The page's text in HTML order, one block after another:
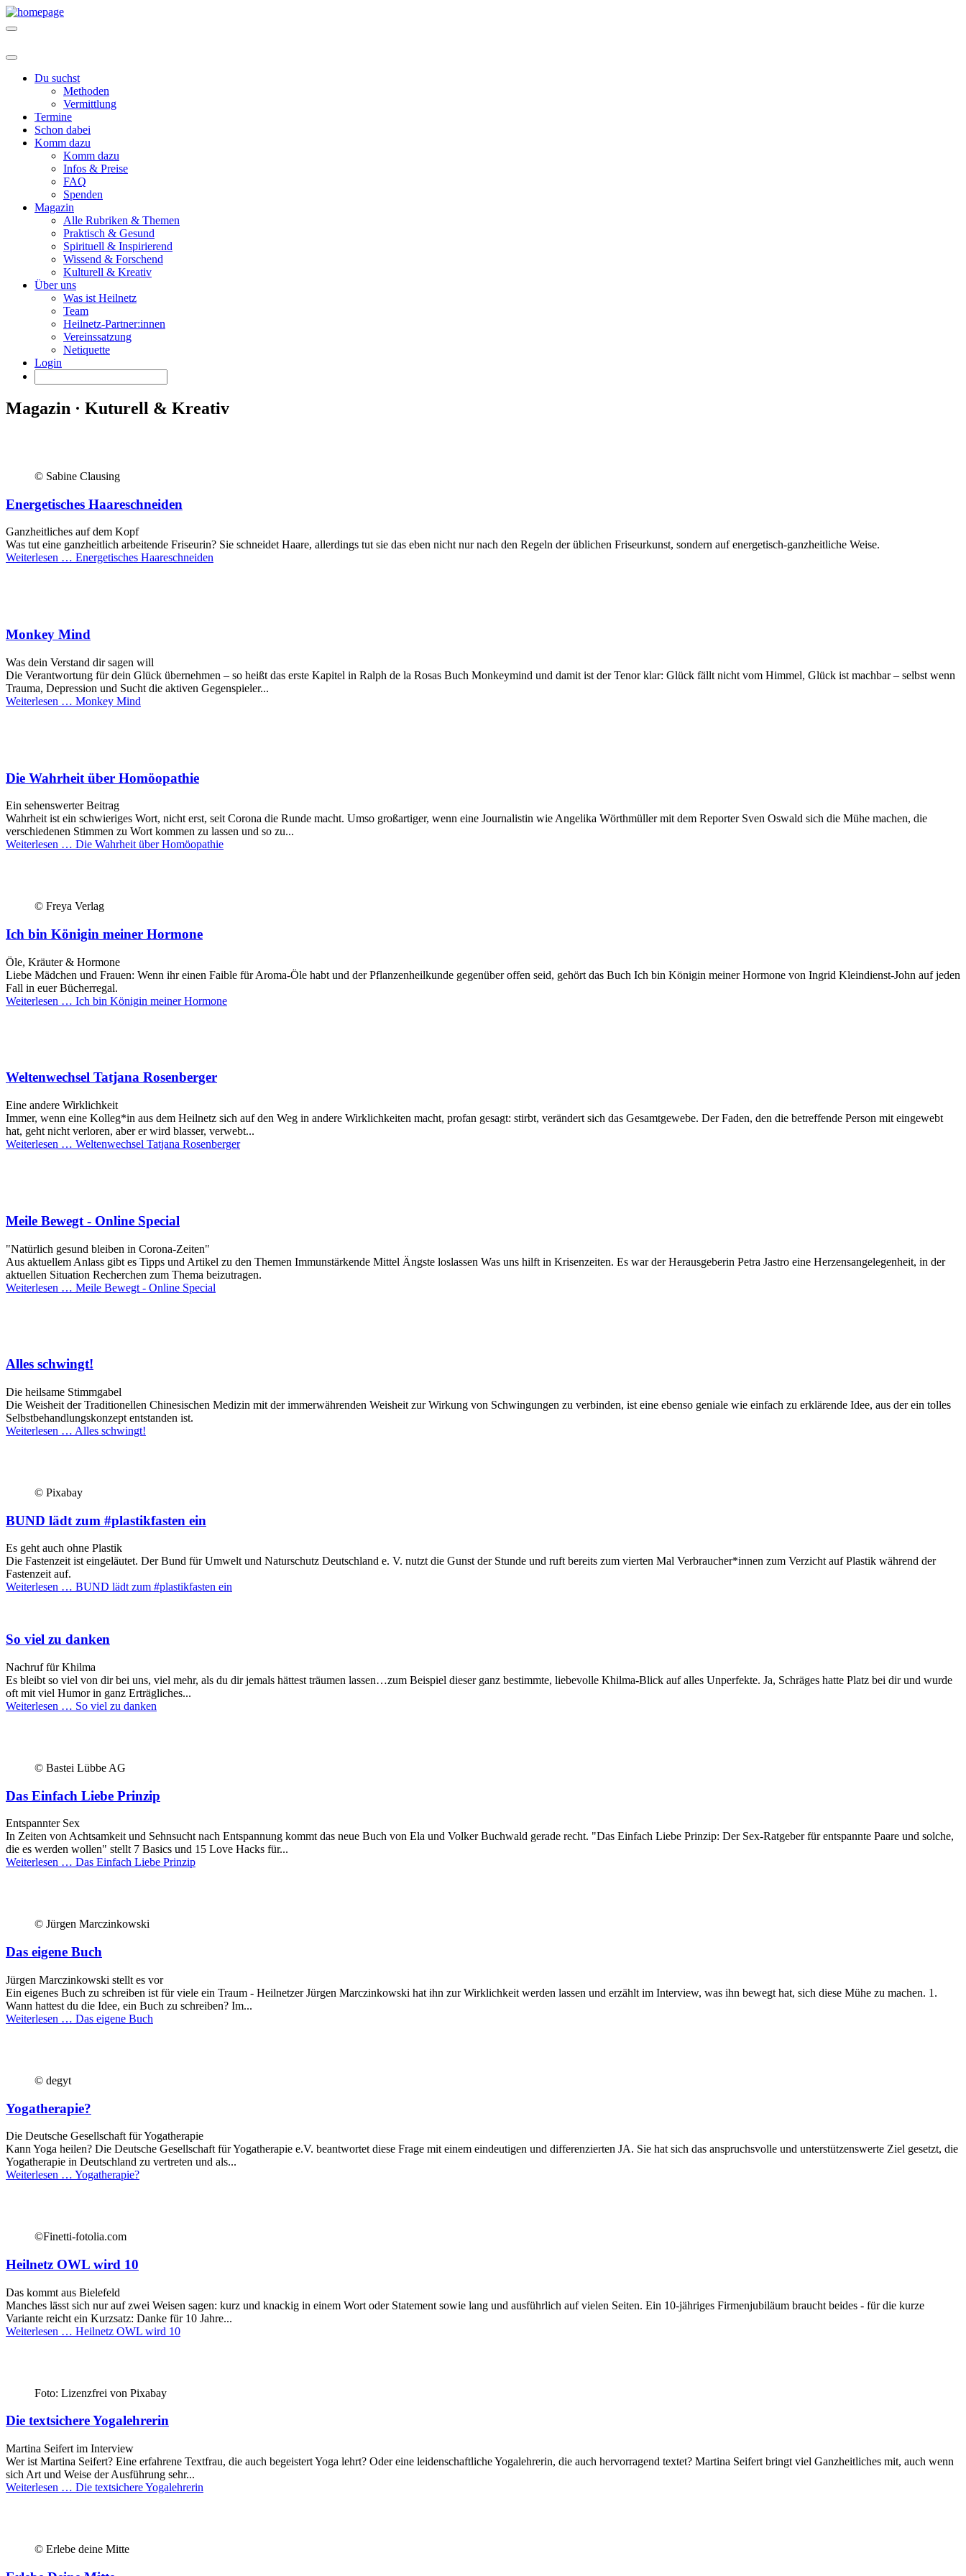
Du suchst
Methoden
Vermittlung
Termine
Schon dabei
Komm dazu
Komm dazu
Infos & Preise
FAQ
Spenden
Magazin
Alle Rubriken & Themen
Praktisch & Gesund
Spirituell & Inspirierend
Wissend & Forschend
Kulturell & Kreativ
Über uns
Was ist Heilnetz
Team
Heilnetz-Partner:innen
Vereinssatzung
Netiquette
Login
Magazin · Kuturell & Kreativ
© Sabine Clausing
Energetisches Haareschneiden
Ganzheitliches auf dem Kopf
Was tut eine ganzheitlich arbeitende Friseurin? Sie schneidet Haare, allerdings tut sie das eben nicht nur nach den Regeln der üblichen Friseurkunst, sondern auf energetisch-ganzheitliche Weise.
Weiterlesen … Energetisches Haareschneiden
Monkey Mind
Was dein Verstand dir sagen will
Die Verantwortung für dein Glück übernehmen – so heißt das erste Kapitel in Ralph de la Rosas Buch Monkeymind und damit ist der Tenor klar: Glück fällt nicht vom Himmel, Glück ist machbar – selbst wenn
Trauma, Depression und Sucht die aktiven Gegenspieler...
Weiterlesen … Monkey Mind
Die Wahrheit über Homöopathie
Ein sehenswerter Beitrag
Wahrheit ist ein schwieriges Wort, nicht erst, seit Corona die Runde macht. Umso großartiger, wenn eine Journalistin wie Angelika Wörthmüller mit dem Reporter Sven Oswald sich die Mühe machen, die
verschiedenen Stimmen zu Wort kommen zu lassen und so zu...
Weiterlesen … Die Wahrheit über Homöopathie
© Freya Verlag
Ich bin Königin meiner Hormone
Öle, Kräuter & Hormone
Liebe Mädchen und Frauen: Wenn ihr einen Faible für Aroma-Öle habt und der Pflanzenheilkunde gegenüber offen seid, gehört das Buch Ich bin Königin meiner Hormone von Ingrid Kleindienst-John auf jeden
Fall in euer Bücherregal.
Weiterlesen … Ich bin Königin meiner Hormone
Weltenwechsel Tatjana Rosenberger
Eine andere Wirklichkeit
Immer, wenn eine Kolleg*in aus dem Heilnetz sich auf den Weg in andere Wirklichkeiten macht, profan gesagt: stirbt, verändert sich das Gesamtgewebe. Der Faden, den die betreffende Person mit eingewebt
hat, geht nicht verloren, aber er wird blasser, verwebt...
Weiterlesen … Weltenwechsel Tatjana Rosenberger
Meile Bewegt - Online Special
"Natürlich gesund bleiben in Corona-Zeiten"
Aus aktuellem Anlass gibt es Tipps und Artikel zu den Themen Immunstärkende Mittel Ängste loslassen Was uns hilft in Krisenzeiten. Es war der Herausgeberin Petra Jastro eine Herzensangelegenheit, in der
aktuellen Situation Recherchen zum Thema beizutragen.
Weiterlesen … Meile Bewegt - Online Special
Alles schwingt!
Die heilsame Stimmgabel
Die Weisheit der Traditionellen Chinesischen Medizin mit der immerwährenden Weisheit zur Wirkung von Schwingungen zu verbinden, ist eine ebenso geniale wie einfach zu erklärende Idee, aus der ein tolles
Selbstbehandlungskonzept entstanden ist.
Weiterlesen … Alles schwingt!
© Pixabay
BUND lädt zum #plastikfasten ein
Es geht auch ohne Plastik
Die Fastenzeit ist eingeläutet. Der Bund für Umwelt und Naturschutz Deutschland e. V. nutzt die Gunst der Stunde und ruft bereits zum vierten Mal Verbraucher*innen zum Verzicht auf Plastik während der
Fastenzeit auf.
Weiterlesen … BUND lädt zum #plastikfasten ein
So viel zu danken
Nachruf für Khilma
Es bleibt so viel von dir bei uns, viel mehr, als du dir jemals hättest träumen lassen…zum Beispiel dieser ganz bestimmte, liebevolle Khilma-Blick auf alles Unperfekte. Ja, Schräges hatte Platz bei dir und wurde
oft mit viel Humor in ganz Erträgliches...
Weiterlesen … So viel zu danken
© Bastei Lübbe AG
Das Einfach Liebe Prinzip
Entspannter Sex
In Zeiten von Achtsamkeit und Sehnsucht nach Entspannung kommt das neue Buch von Ela und Volker Buchwald gerade recht. "Das Einfach Liebe Prinzip: Der Sex-Ratgeber für entspannte Paare und solche,
die es werden wollen" stellt 7 Basics und 15 Love Hacks für...
Weiterlesen … Das Einfach Liebe Prinzip
© Jürgen Marczinkowski
Das eigene Buch
Jürgen Marczinkowski stellt es vor
Ein eigenes Buch zu schreiben ist für viele ein Traum - Heilnetzer Jürgen Marczinkowski hat ihn zur Wirklichkeit werden lassen und erzählt im Interview, was ihn bewegt hat, sich diese Mühe zu machen. 1.
Wann hattest du die Idee, ein Buch zu schreiben? Im...
Weiterlesen … Das eigene Buch
© degyt
Yogatherapie?
Die Deutsche Gesellschaft für Yogatherapie
Kann Yoga heilen? Die Deutsche Gesellschaft für Yogatherapie e.V. beantwortet diese Frage mit einem eindeutigen und differenzierten JA. Sie hat sich das anspruchsvolle und unterstützenswerte Ziel gesetzt, die
Yogatherapie in Deutschland zu vertreten und als...
Weiterlesen … Yogatherapie?
©Finetti-fotolia.com
Heilnetz OWL wird 10
Das kommt aus Bielefeld
Manches lässt sich nur auf zwei Weisen sagen: kurz und knackig in einem Wort oder Statement sowie lang und ausführlich auf vielen Seiten. Ein 10-jähriges Firmenjubiläum braucht beides - für die kurze
Variante reicht ein Kurzsatz: Danke für 10 Jahre...
Weiterlesen … Heilnetz OWL wird 10
Foto: Lizenzfrei von Pixabay
Die textsichere Yogalehrerin
Martina Seifert im Interview
Wer ist Martina Seifert? Eine erfahrene Textfrau, die auch begeistert Yoga lehrt? Oder eine leidenschaftliche Yogalehrerin, die auch hervorragend textet? Martina Seifert bringt viel Ganzheitliches mit, auch wenn
sich Art und Weise der Ausführung sehr...
Weiterlesen … Die textsichere Yogalehrerin
© Erlebe deine Mitte